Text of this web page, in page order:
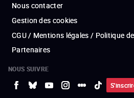
Nous contacter
Gestion des cookies
CGU / Mentions légales / Politique
Partenaires
NOUS SUIVRE